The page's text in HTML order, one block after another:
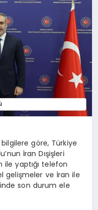
göre, Türkiye
İran Dışişleri
ile yaptığı telefon
gelişmeler ve İran ile
son durum ele